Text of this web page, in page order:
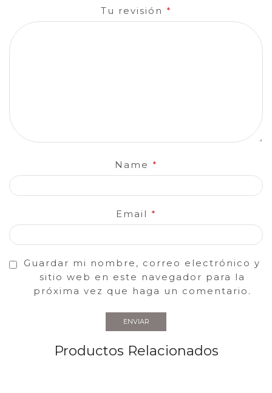
Tu revisión *
Name *
Email *
Guardar mi nombre, correo electrónico y
sitio web en este navegador para la
próxima vez que haga un comentario.
Productos Relacionados